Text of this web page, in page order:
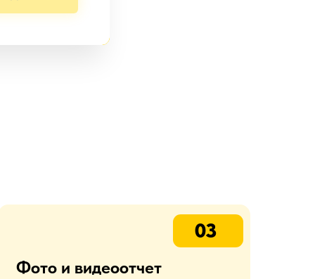
Фото и видеоотчет
03